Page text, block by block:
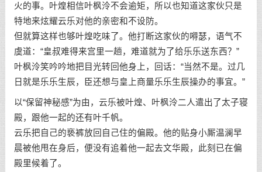
火的事。叶煌相信叶枫泠不会逾矩，所以也知道这家伙只是
特地来炫耀云乐对他的亲密和不设防。
但就算这样也够叶煌吃味了。他打断这家伙的嘚瑟，语气不
虞道：“皇叔难得来宫里一趟，难道就为了给乐乐送东西？”
叶枫泠笑吟吟地把目光转回他身上，回话：“当然不是。过几
日就是乐乐生辰，臣还想与皇上商量乐乐生辰操办的事宜。”
以“保留神秘感”为由，云乐被叶煌、叶枫泠二人遣出了太子寝
殿，跟他一起的还有叶千帆。
云乐把自己的亵裤放回自己住的偏殿。他的贴身小厮温澜早
晨被他甩在身后，便没有追着他一起去文华殿，此刻已在偏
殿里候着了。